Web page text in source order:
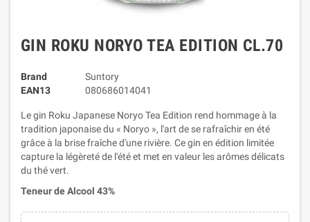
GIN ROKU NORYO TEA EDITION CL.70
Brand
Suntory
EAN13
080686014041
Le gin Roku Japanese Noryo Tea Edition rend hommage à la
tradition japonaise du « Noryo », l'art de se rafraîchir en été
grâce à la brise fraîche d'une rivière. Ce gin en édition limitée
capture la légèreté de l'été et met en valeur les arômes délicats
du thé vert.
Teneur de Alcool 43%